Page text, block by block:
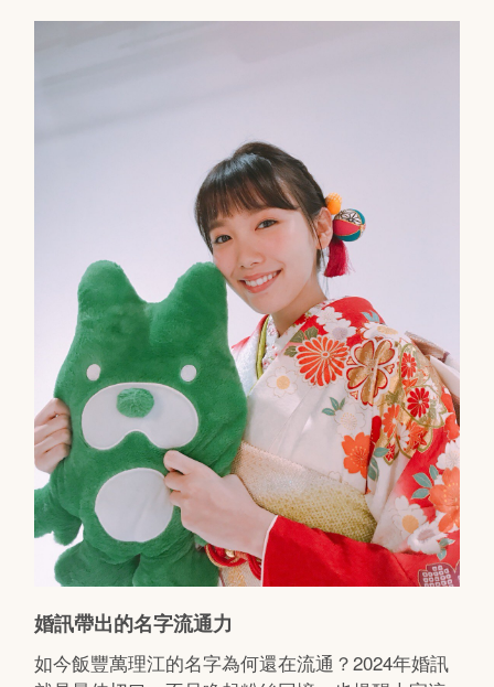
婚訊帶出的名字流通力
如今飯豐萬理江的名字為何還在流通？2024年婚訊